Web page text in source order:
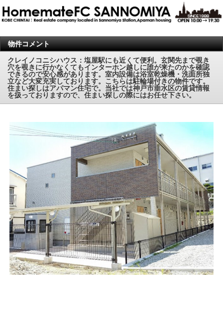
物件コメント
クレイノコニシハウス：塩屋駅にも近くて便利。玄関先まで覗き
穴を覗きに行かなくてもインターホン越しに誰が来たのかを確認
できるので安心感があります。室内設備は浴室乾燥機・洗面所独
立など大変充実しております。こちらは駐輪場付きの物件です。
住まい探しはアパマン住宅で。当社では神戸市垂水区の賃貸情報
を扱っておりますので、住まい探しの際にはお任せ下さい。